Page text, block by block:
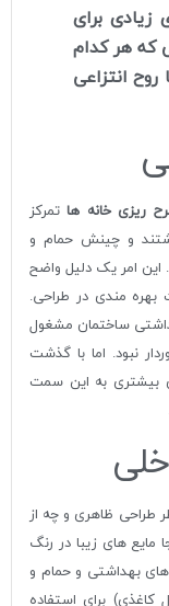
زیادی برای
که هر کدام
انتزاعی
ریزی خانه هاتمرکز
و چینش حمام و
امر یک دلیل واضح
مندی در طراحی.
ساختمان مشغول
نبود. اما با گذشت
بیشتری به این سمت
طراحی ظاهری و چه از
های زیبا در رنگ
بهداشتی و حمام و
برای استفاده